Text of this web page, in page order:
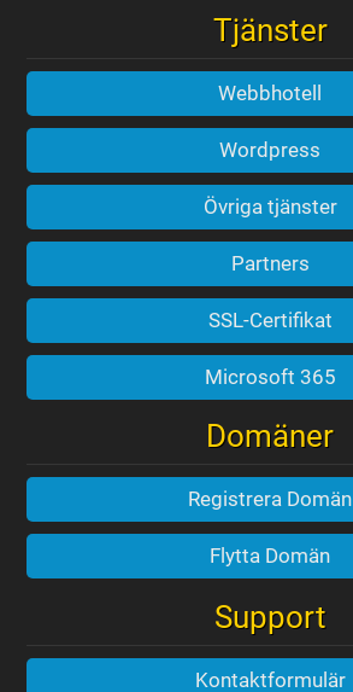
Tjänster
Webbhotell
Wordpress
Övriga tjänster
Partners
SSL-Certifikat
Microsoft 365
Domäner
Registrera Domän
Flytta Domän
Support
Kontaktformulär